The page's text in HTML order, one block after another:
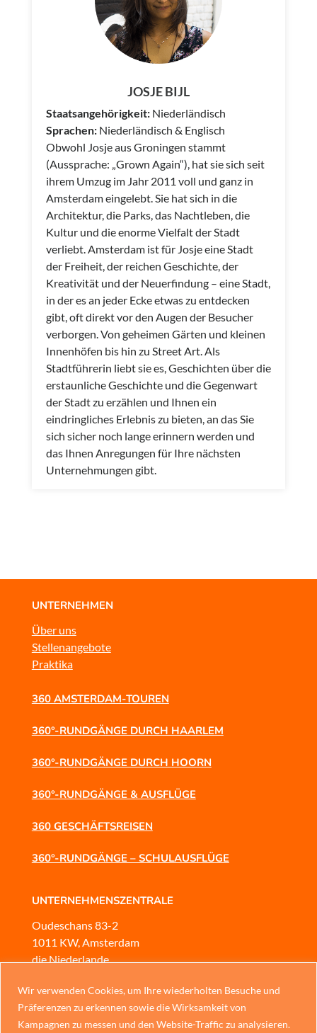
Wir verwenden Cookies, um Ihre wiederholten Besuche und
Präferenzen zu erkennen sowie die Wirksamkeit von
Kampagnen zu messen und den Website-Traffic zu analysieren.
JOSJE BIJL
Staatsangehörigkeit:Niederländisch
Sprachen:Niederländisch & Englisch
Obwohl Josje aus Groningen stammt
(Aussprache: „Grown Again“), hat sie sich seit
ihrem Umzug im Jahr 2011 voll und ganz in
Amsterdam eingelebt. Sie hat sich in die
Architektur, die Parks, das Nachtleben, die
Kultur und die enorme Vielfalt der Stadt
verliebt. Amsterdam ist für Josje eine Stadt
der Freiheit, der reichen Geschichte, der
Kreativität und der Neuerfindung – eine Stadt,
in der es an jeder Ecke etwas zu entdecken
gibt, oft direkt vor den Augen der Besucher
verborgen. Von geheimen Gärten und kleinen
Innenhöfen bis hin zu Street Art. Als
Stadtführerin liebt sie es, Geschichten über die
erstaunliche Geschichte und die Gegenwart
der Stadt zu erzählen und Ihnen ein
eindringliches Erlebnis zu bieten, an das Sie
sich sicher noch lange erinnern werden und
das Ihnen Anregungen für Ihre nächsten
Unternehmungen gibt.
UNTERNEHMEN
Über uns
Stellenangebote
Praktika
360 AMSTERDAM-TOUREN
360°-RUNDGÄNGE DURCH HAARLEM
360°-RUNDGÄNGE DURCH HOORN
360°-RUNDGÄNGE & AUSFLÜGE
360 GESCHÄFTSREISEN
360°-RUNDGÄNGE – SCHULAUSFLÜGE
UNTERNEHMENSZENTRALE
Oudeschans 83-2
1011 KW, Amsterdam
die Niederlande
KUNDENSERVICE
MobiloderWhatsApp
Chinese